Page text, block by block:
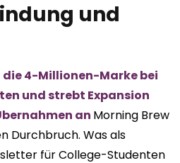
und
4-Millionen-Marke bei
und strebt Expansion
an Morning Brew
Durchbruch. Was als
für College-Studenten